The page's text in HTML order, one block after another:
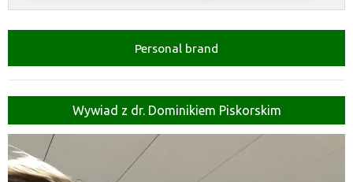
Personal brand
Wywiad z dr. Dominikiem Piskorskim
Odtwarzacz
video